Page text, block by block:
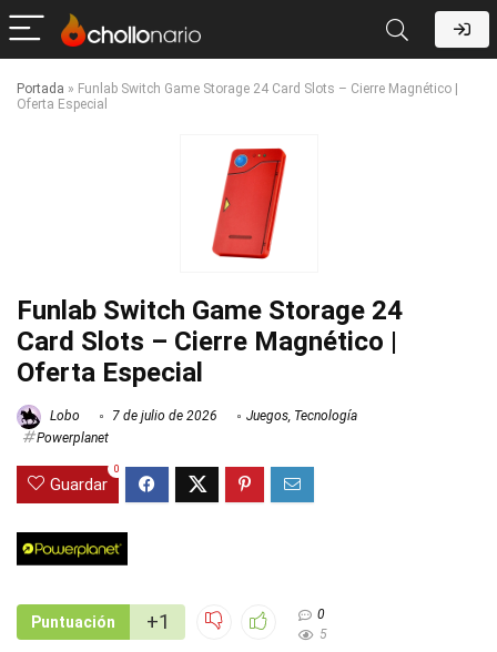
Portada » Funlab Switch Game Storage 24 Card Slots – Cierre Magnético |
Oferta Especial
Funlab Switch Game Storage 24
Card Slots – Cierre Magnético |
Oferta Especial
Lobo 7 de julio de 2026 Juegos, Tecnología
Powerplanet
Guardar
0
Puntuación +1
0
5